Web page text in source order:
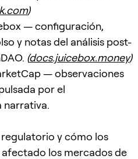
)
— configuración,
y notas del análisis post-
(docs.juicebox.money)
— observaciones
por el
narrativa.
y cómo los
los mercados de